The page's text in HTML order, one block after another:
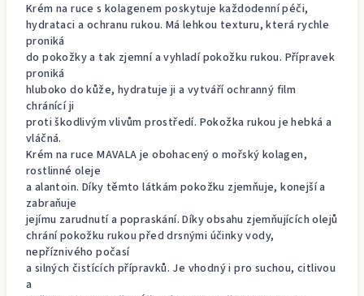
Krém na ruce s kolagenem poskytuje každodenní péči,
hydrataci a ochranu rukou. Má lehkou texturu, která rychle
proniká
do pokožky a tak zjemní a vyhladí pokožku rukou. Přípravek
proniká
hluboko do kůže, hydratuje ji a vytváří ochranný film
chránící ji
proti škodlivým vlivům prostředí. Pokožka rukou je hebká a
vláčná.
Krém na ruce MAVALA je obohacený o mořský kolagen,
rostlinné oleje
a alantoin. Díky těmto látkám pokožku zjemňuje, konejší a
zabraňuje
jejímu zarudnutí a popraskání. Díky obsahu zjemňujících olejů
chrání pokožku rukou před drsnými účinky vody,
nepříznivého počasí
a silných čistících přípravků. Je vhodný i pro suchou, citlivou
a